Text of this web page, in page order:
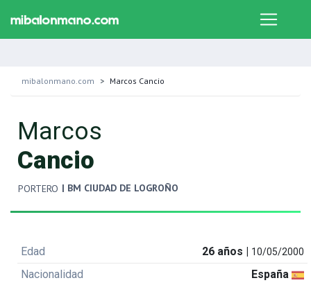
mibalonmano.com Marcos Cancio
Marcos
Cancio
PORTERO | BM CIUDAD DE LOGROÑO
Edad 26 años | 10/05/2000
Nacionalidad
España